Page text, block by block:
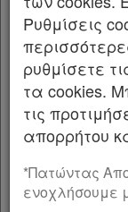
παρ.10
παρ.11
παρ.12
Άρθρο 3
παρ.1
παρ.2
παρ.3
παρ.4
παρ.5
. Με τη
Μαρτίου
οικονομική
της
Ρυθμίσεις
ρυθμίσετε
τα cookies.
τις
απορρήτου
*Πατώντας
ενοχλήσουμε